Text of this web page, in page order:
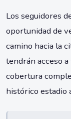
Los seguidores
oportunidad de
camino hacia la
tendrán acceso
cobertura
histórico estadio